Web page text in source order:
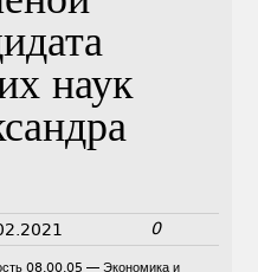
наук
0
08.00.05 — Экономика и